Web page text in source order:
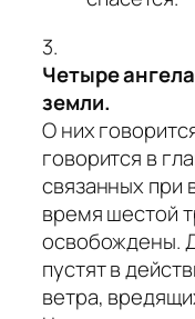
3.
Четыре
земли.
О них
говорится в
связанных при
время шестой
освобождены.
пустят в
ветра,